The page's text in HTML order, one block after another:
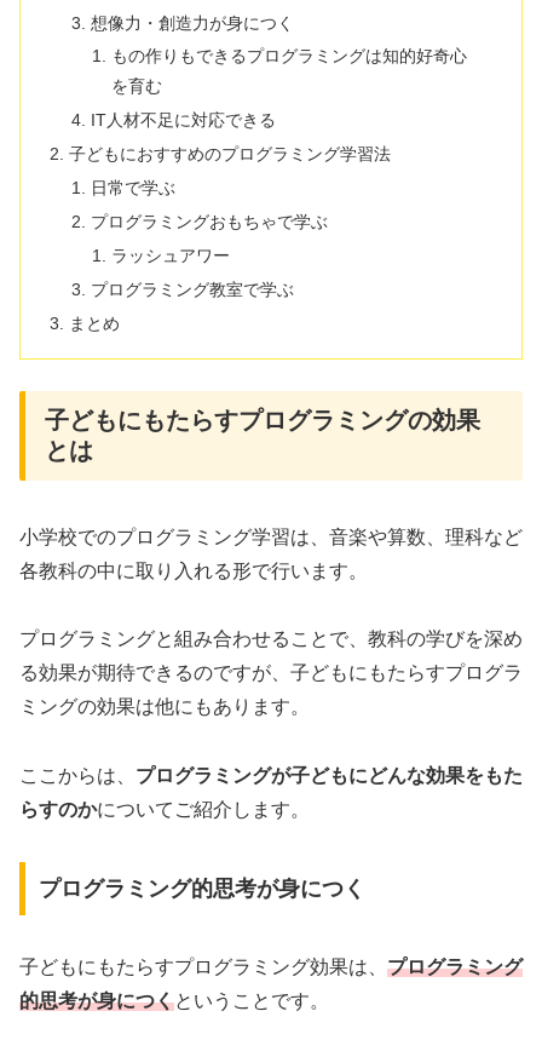
想像力・創造力が身につく
もの作りもできるプログラミングは知的好奇心
を育む
IT人材不足に対応できる
子どもにおすすめのプログラミング学習法
日常で学ぶ
プログラミングおもちゃで学ぶ
ラッシュアワー
プログラミング教室で学ぶ
まとめ
子どもにもたらすプログラミングの効果
とは
小学校でのプログラミング学習は、音楽や算数、理科など
各教科の中に取り入れる形で行います。
プログラミングと組み合わせることで、教科の学びを深め
る効果が期待できるのですが、子どもにもたらすプログラ
ミングの効果は他にもあります。
ここからは、 プログラミングが子どもにどんな効果をもた
らすのかについてご紹介します。
プログラミング的思考が身につく
子どもにもたらすプログラミング効果は、 プログラミング
的思考が身につくということです。